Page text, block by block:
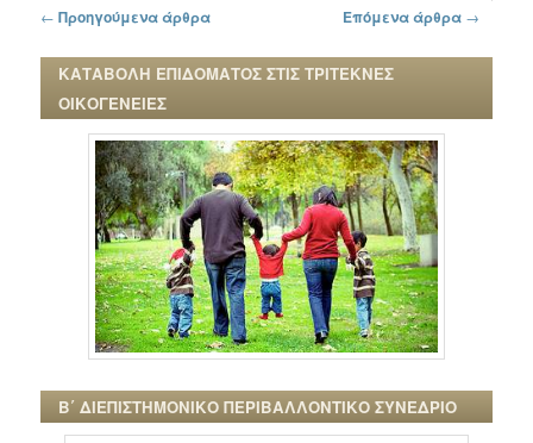
Πλοήγηση στα άρθρα
← Προηγούμενα άρθρα Επόμενα άρθρα →
ΚΑΤΑΒΟΛΗ ΕΠΙΔΟΜΑΤΟΣ ΣΤΙΣ ΤΡΙΤΕΚΝΕΣ
ΟΙΚΟΓΕΝΕΙΕΣ
Β΄ ΔΙΕΠΙΣΤΗΜΟΝΙΚΟ ΠΕΡΙΒΑΛΛΟΝΤΙΚΟ ΣΥΝΕΔΡΙΟ